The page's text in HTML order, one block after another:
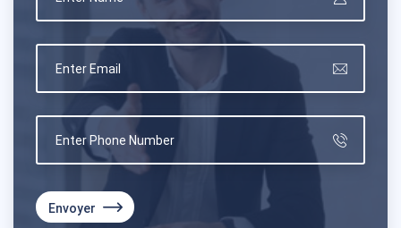
Envoyer